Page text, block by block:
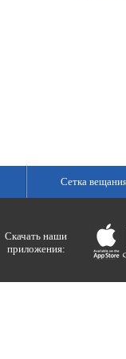
Сетка
Скачать наши
приложения: